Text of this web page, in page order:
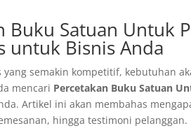
Buku Satuan Untuk
untuk Bisnis Anda
yang semakin kompetitif, kebutuhan
mencari Percetakan Buku Satuan
Artikel ini akan membahas
hingga testimoni pelanggan.